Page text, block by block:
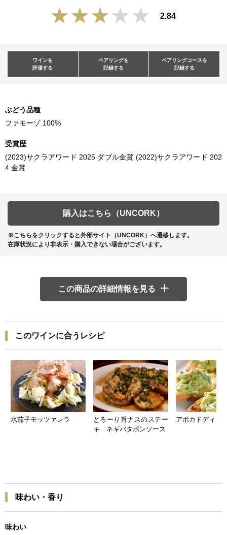
2.84
ワインを
評価する
ペアリングを
記録する
ペアリングコースを
記録する
ぶどう品種
ファモーゾ 100%
受賞歴
(2023)サクラアワード 2025 ダブル金賞 (2022)サクラアワード 202
4 金賞
購入はこちら（UNCORK）
※こちらをクリックすると外部サイト（UNCORK）へ遷移します。
在庫状況により非表示・購入できない場合がございます。
この商品の詳細情報を見る
このワインに合うレシピ
水茄子モッツァレラ
とろーり旨ナスのステー
キ ネギバタポンソース
アボカドディッ
味わい・香り
味わい